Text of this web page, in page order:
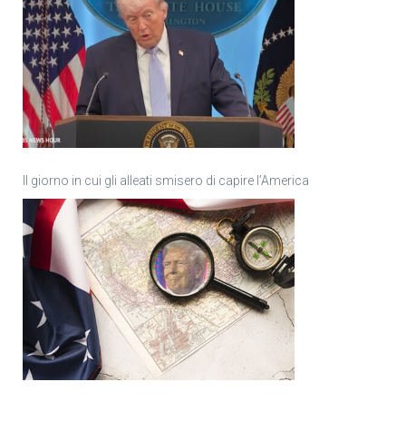
Il giorno in cui gli alleati smisero di capire l’America